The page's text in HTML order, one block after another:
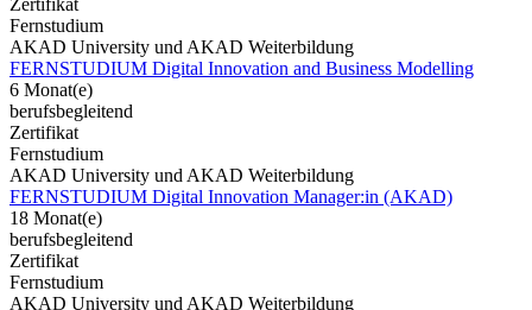
Zertifikat
Fernstudium
AKAD University und AKAD Weiterbildung
FERNSTUDIUM Digital Innovation and Business Modelling
6 Monat(e)
berufsbegleitend
Zertifikat
Fernstudium
AKAD University und AKAD Weiterbildung
FERNSTUDIUM Digital Innovation Manager:in (AKAD)
18 Monat(e)
berufsbegleitend
Zertifikat
Fernstudium
AKAD University und AKAD Weiterbildung